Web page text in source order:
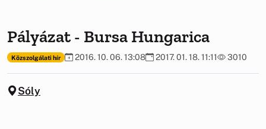
Pályázat - Bursa Hungarica
Közszolgálati hír 2016. 10. 06. 13:08 2017. 01. 18. 11:11 3010
Sóly